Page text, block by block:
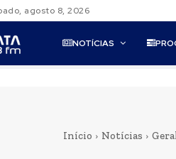
agosto 8, 2026
NOTÍCIAS
Início Notícias